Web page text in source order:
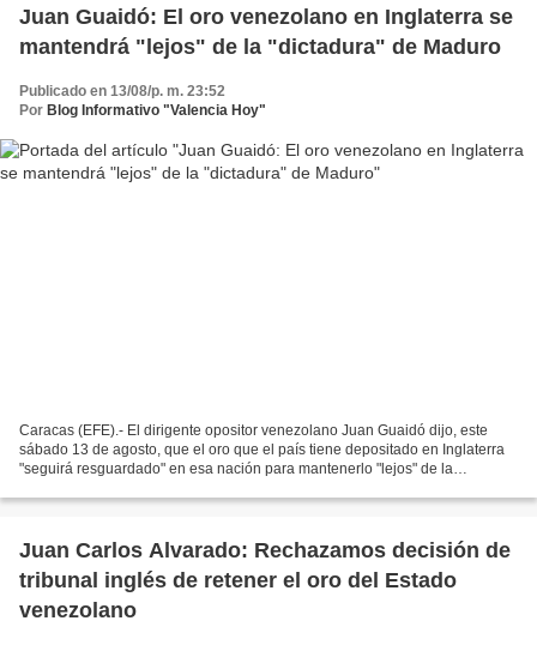
Juan Guaidó: El oro venezolano en Inglaterra se
mantendrá "lejos" de la "dictadura" de Maduro
Publicado en 13/08/p. m. 23:52
Por Blog Informativo "Valencia Hoy"
Caracas (EFE).- El dirigente opositor venezolano Juan Guaidó dijo, este
sábado 13 de agosto, que el oro que el país tiene depositado en Inglaterra
"seguirá resguardado" en esa nación para mantenerlo "lejos" de la
Juan Carlos Alvarado: Rechazamos decisión de
tribunal inglés de retener el oro del Estado
venezolano